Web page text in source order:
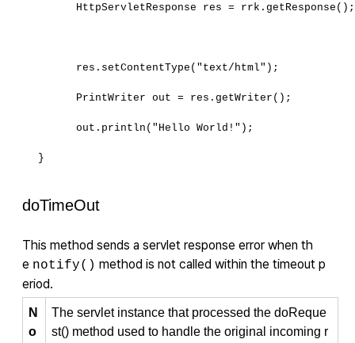
HttpServletResponse res = rrk.getResponse();
res.setContentType("text/html");
PrintWriter out = res.getWriter();
out.println("Hello World!");
}
doTimeOut
This method sends a servlet response error when th
e notify() method is not called within the timeout p
eriod.
N
o
The servlet instance that processed the doReque
st() method used to handle the original incoming r